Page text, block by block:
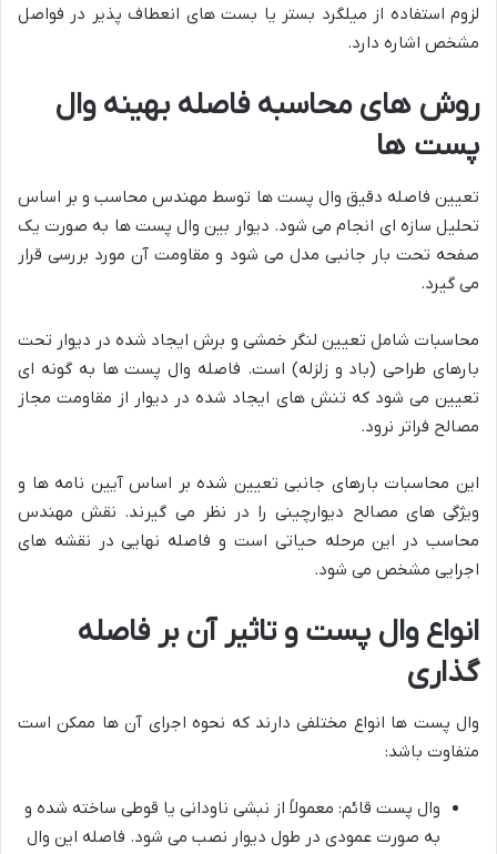
لزوم استفاده از میلگرد بستر یا بست های انعطاف پذیر در فواصل
مشخص اشاره دارد.
روش های محاسبه فاصله بهینه وال
پست ها
تعیین فاصله دقیق وال پست ها توسط مهندس محاسب و بر اساس
تحلیل سازه ای انجام می شود. دیوار بین وال پست ها به صورت یک
صفحه تحت بار جانبی مدل می شود و مقاومت آن مورد بررسی قرار
می گیرد.
محاسبات شامل تعیین لنگر خمشی و برش ایجاد شده در دیوار تحت
بارهای طراحی (باد و زلزله) است. فاصله وال پست ها به گونه ای
تعیین می شود که تنش های ایجاد شده در دیوار از مقاومت مجاز
مصالح فراتر نرود.
این محاسبات بارهای جانبی تعیین شده بر اساس آیین نامه ها و
ویژگی های مصالح دیوارچینی را در نظر می گیرند. نقش مهندس
محاسب در این مرحله حیاتی است و فاصله نهایی در نقشه های
اجرایی مشخص می شود.
انواع وال پست و تاثیر آن بر فاصله
گذاری
وال پست ها انواع مختلفی دارند که نحوه اجرای آن ها ممکن است
متفاوت باشد:
وال پست قائم: معمولاً از نبشی ناودانی یا قوطی ساخته شده و
به صورت عمودی در طول دیوار نصب می شود. فاصله این وال